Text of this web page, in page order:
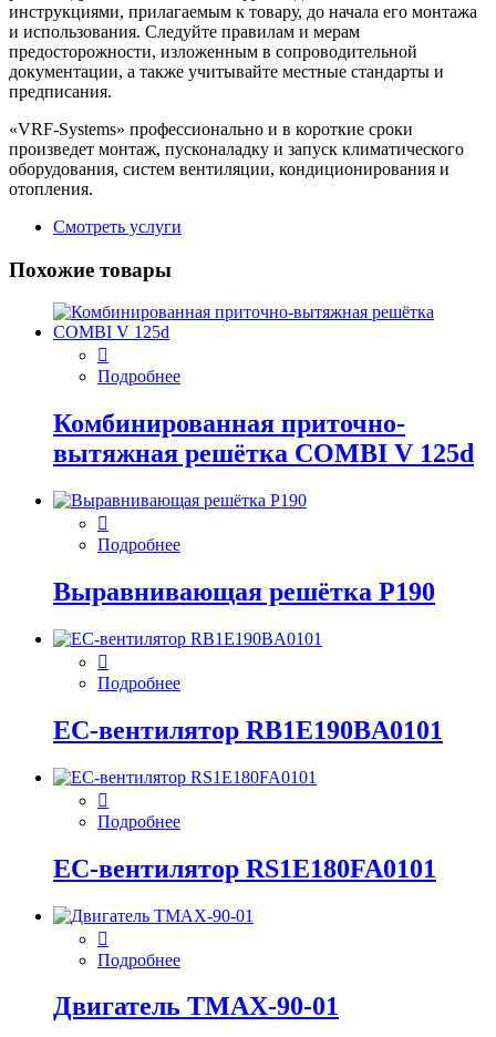
инструкциями, прилагаемым к товару, до начала его монтажа
и использования. Следуйте правилам и мерам
предосторожности, изложенным в сопроводительной
документации, а также учитывайте местные стандарты и
предписания.
«VRF-Systems» профессионально и в короткие сроки
произведет монтаж, пусконаладку и запуск климатического
оборудования, систем вентиляции, кондиционирования и
отопления.
Смотреть услуги
Похожие товары
Подробнее
Комбинированная приточно-
вытяжная решётка COMBI V 125d
Подробнее
Выравнивающая решётка P190
Подробнее
EC-вентилятор RB1E190BA0101
Подробнее
EC-вентилятор RS1E180FA0101
Подробнее
Двигатель ТМАХ-90-01